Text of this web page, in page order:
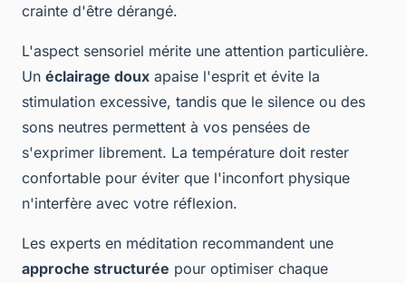
crainte d'être dérangé.
L'aspect sensoriel mérite une attention particulière.
Un éclairage doux apaise l'esprit et évite la
stimulation excessive, tandis que le silence ou des
sons neutres permettent à vos pensées de
s'exprimer librement. La température doit rester
confortable pour éviter que l'inconfort physique
n'interfère avec votre réflexion.
Les experts en méditation recommandent une
approche structurée pour optimiser chaque